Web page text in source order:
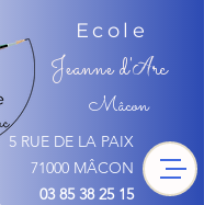
5 RUE DE LA PAIX
71000 MÂCON
03 85 38 25 15
Ecole
Jeanne d'Arc
Mâcon